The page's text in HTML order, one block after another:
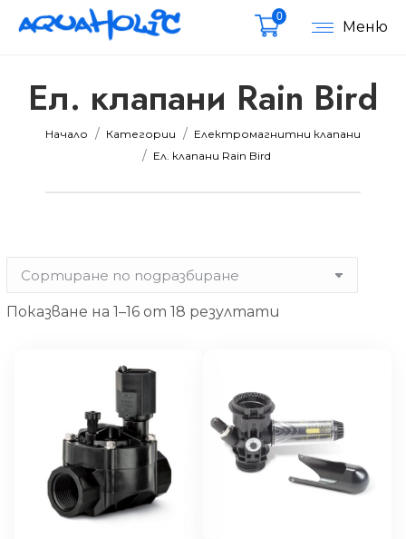
Меню
0
Ел. клапани Rain Bird
Вие сте тук:
Начало Категории
Електромагнитни клапани
Ел. клапани Rain Bird
Показване на 1–16 от 18 резултати